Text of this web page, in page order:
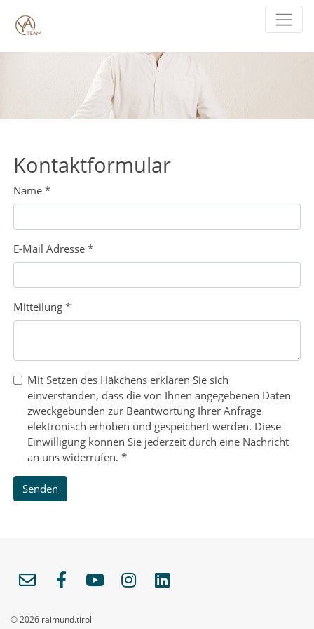
Direkt zur Hauptnavigation springen
Direkt zum Inhalt springen
Kontaktformular
Name *
E-Mail Adresse *
Mitteilung *
Mit Setzen des Häkchens erklären Sie sich
einverstanden, dass die von Ihnen angegebenen Daten
zweckgebunden zur Beantwortung Ihrer Anfrage
elektronisch erhoben und gespeichert werden. Diese
Einwilligung können Sie jederzeit durch eine Nachricht
an uns widerrufen. *
Senden
© 2026 raimund.tirol